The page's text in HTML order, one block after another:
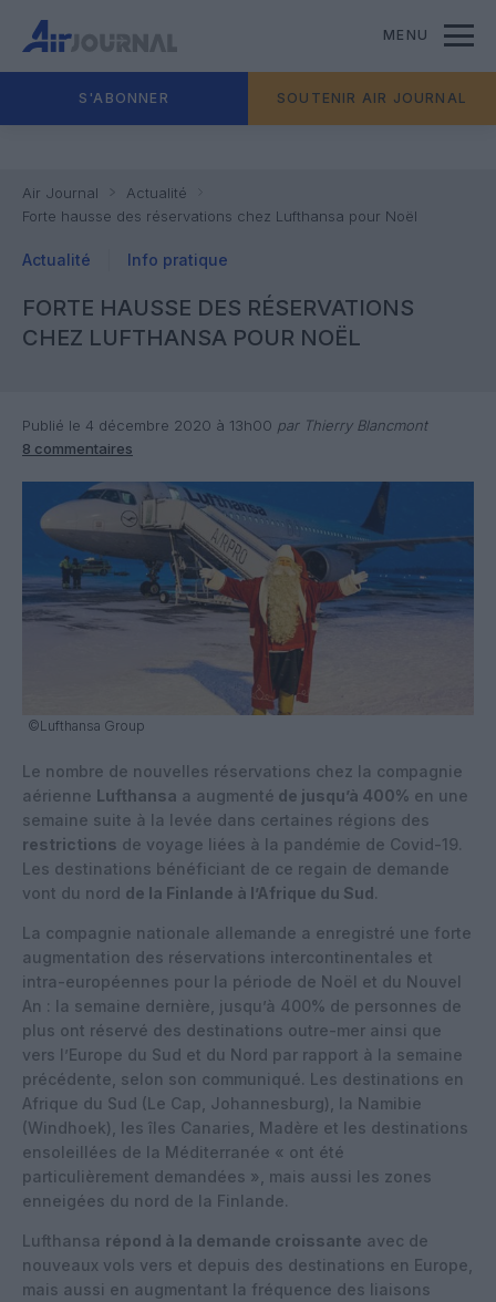
MENU
S'ABONNER SOUTENIR AIR JOURNAL
Air Journal
Actualité
Forte hausse des réservations chez Lufthansa pour Noël
Actualité Info pratique
FORTE HAUSSE DES RÉSERVATIONS
CHEZ LUFTHANSA POUR NOËL
Publié le 4 décembre 2020 à 13h00 par Thierry Blancmont
8 commentaires
©Lufthansa Group
Le nombre de nouvelles réservations chez la compagnie
aérienne Lufthansa a augmenté de jusqu’à 400% en une
semaine suite à la levée dans certaines régions des
restrictions de voyage liées à la pandémie de Covid-19.
Les destinations bénéficiant de ce regain de demande
vont du nord de la Finlande à l’Afrique du Sud.
La compagnie nationale allemande a enregistré une forte
augmentation des réservations intercontinentales et
intra-européennes pour la période de Noël et du Nouvel
An : la semaine dernière, jusqu’à 400% de personnes de
plus ont réservé des destinations outre-mer ainsi que
vers l’Europe du Sud et du Nord par rapport à la semaine
précédente, selon son communiqué. Les destinations en
Afrique du Sud (Le Cap, Johannesburg), la Namibie
(Windhoek), les îles Canaries, Madère et les destinations
ensoleillées de la Méditerranée « ont été
particulièrement demandées », mais aussi les zones
enneigées du nord de la Finlande.
Lufthansa répond à la demande croissante avec de
nouveaux vols vers et depuis des destinations en Europe,
mais aussi en augmentant la fréquence des liaisons